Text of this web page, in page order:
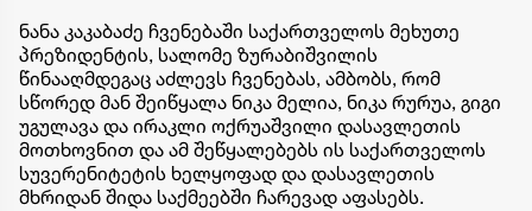
ნანა კაკაბაძე ჩვენებაში საქართველოს მეხუთე
პრეზიდენტის, სალომე ზურაბიშვილის
წინააღმდეგაც აძლევს ჩვენებას, ამბობს, რომ
სწორედ მან შეიწყალა ნიკა მელია, ნიკა რურუა, გიგი
უგულავა და ირაკლი ოქრუაშვილი დასავლეთის
მოთხოვნით და ამ შეწყალებებს ის საქართველოს
სუვერენიტეტის ხელყოფად და დასავლეთის
მხრიდან შიდა საქმეებში ჩარევად აფასებს.